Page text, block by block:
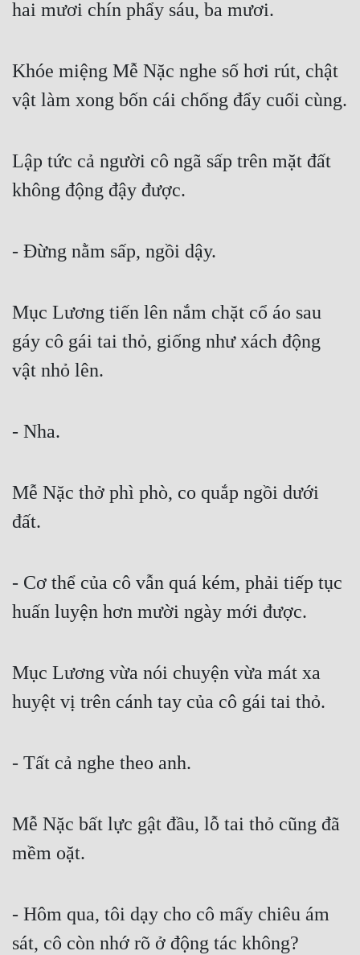
hai mươi chín phẩy sáu, ba mươi.
Khóe miệng Mễ Nặc nghe số hơi rút, chật
vật làm xong bốn cái chống đẩy cuối cùng.
Lập tức cả người cô ngã sấp trên mặt đất
không động đậy được.
- Đừng nằm sấp, ngồi dậy.
Mục Lương tiến lên nắm chặt cổ áo sau
gáy cô gái tai thỏ, giống như xách động
vật nhỏ lên.
- Nha.
Mễ Nặc thở phì phò, co quắp ngồi dưới
đất.
- Cơ thể của cô vẫn quá kém, phải tiếp tục
huấn luyện hơn mười ngày mới được.
Mục Lương vừa nói chuyện vừa mát xa
huyệt vị trên cánh tay của cô gái tai thỏ.
- Tất cả nghe theo anh.
Mễ Nặc bất lực gật đầu, lỗ tai thỏ cũng đã
mềm oặt.
- Hôm qua, tôi dạy cho cô mấy chiêu ám
sát, cô còn nhớ rõ ở động tác không?